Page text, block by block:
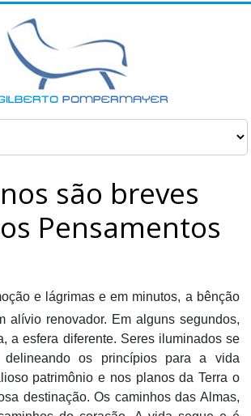
são breves
Pensamentos
e lágrimas e em minutos, a bênção
alívio renovador. Em alguns segundos,
a esfera diferente. Seres iluminados se
delineando os princípios para a vida
patrimônio e nos planos da Terra o
destinação. Os caminhos das Almas,